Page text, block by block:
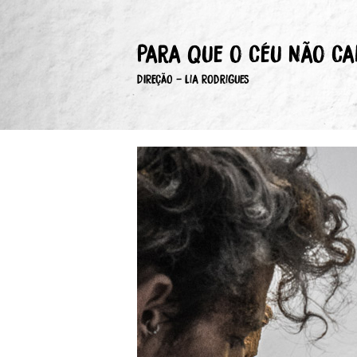
Para que o Céu Não
DIREÇÃO - Lia Rodrigues